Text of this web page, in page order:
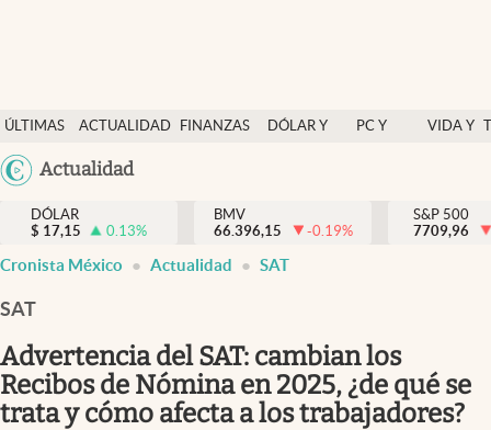
ÚLTIMAS
NOTICIAS
ACTUALIDAD
FINANZAS
DÓLAR Y
PC Y
VIDA Y
México
Actualidad
Actualidad
Finanzas y economía
Dólar y mercados
Pc y celular
Vida y estilo
DÓLAR
$ 17,15 0.13%
BMV
66.396,15
-0.19%
S&P 500
7709,96
Cronista México Actualidad SAT
SAT
Advertencia del SAT: cambian los
Recibos de Nómina en 2025, ¿de qué se
trata y cómo afecta a los trabajadores?